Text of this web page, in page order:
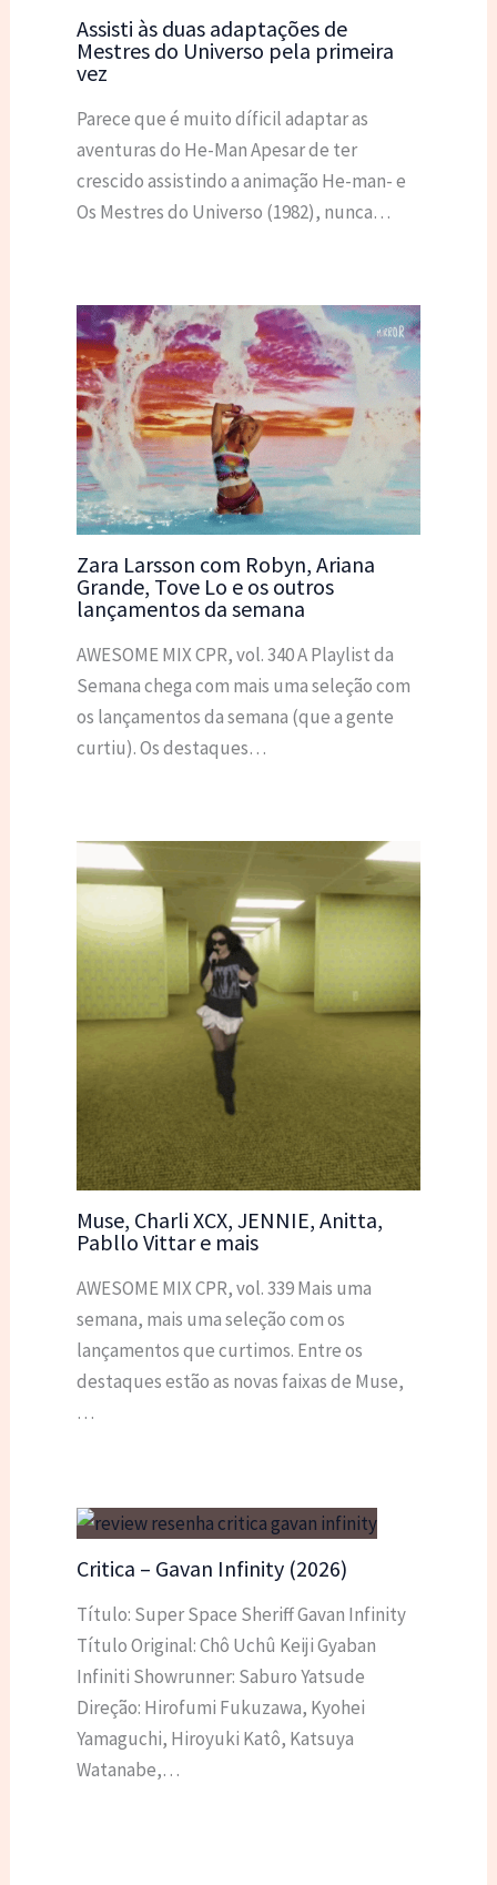
Assisti às duas adaptações de
Mestres do Universo pela primeira
vez
Parece que é muito díficil adaptar as
aventuras do He-Man Apesar de ter
crescido assistindo a animação He-man- e
Os Mestres do Universo (1982), nunca…
Zara Larsson com Robyn, Ariana
Grande, Tove Lo e os outros
lançamentos da semana
AWESOME MIX CPR, vol. 340 A Playlist da
Semana chega com mais uma seleção com
os lançamentos da semana (que a gente
curtiu). Os destaques…
Muse, Charli XCX, JENNIE, Anitta,
Pabllo Vittar e mais
AWESOME MIX CPR, vol. 339 Mais uma
semana, mais uma seleção com os
lançamentos que curtimos. Entre os
destaques estão as novas faixas de Muse,
…
Critica – Gavan Infinity (2026)
Título: Super Space Sheriff Gavan Infinity
Título Original: Chô Uchû Keiji Gyaban
Infiniti Showrunner: Saburo Yatsude
Direção: Hirofumi Fukuzawa, Kyohei
Yamaguchi, Hiroyuki Katô, Katsuya
Watanabe,…